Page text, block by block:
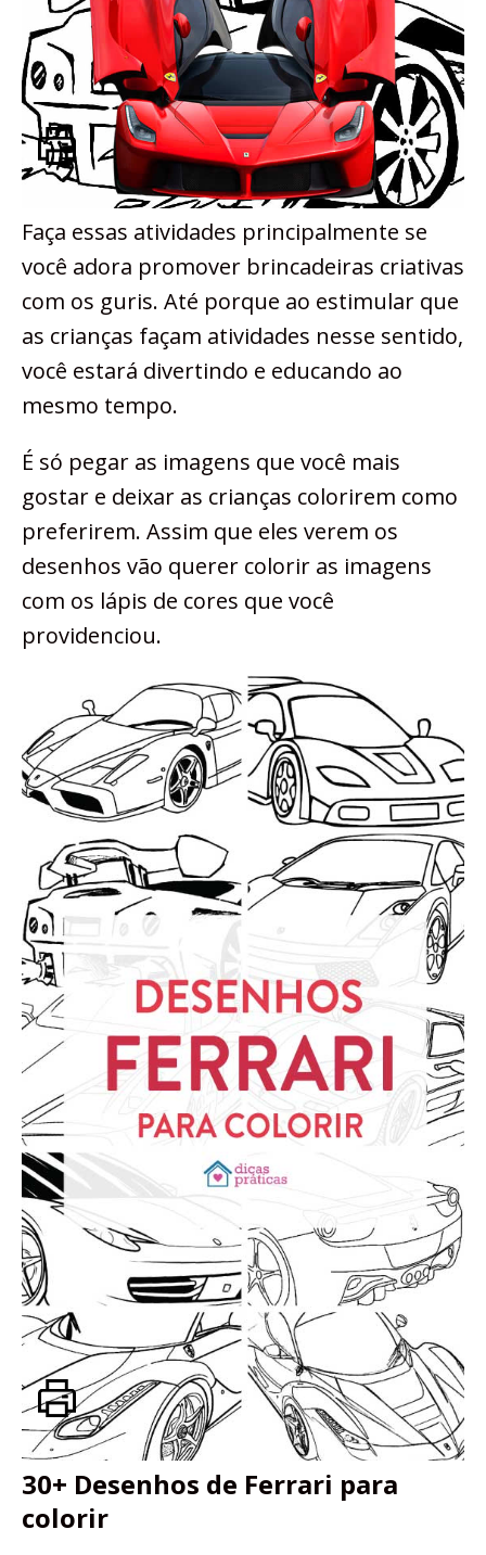
Faça essas atividades principalmente se
você adora promover brincadeiras criativas
com os guris. Até porque ao estimular que
as crianças façam atividades nesse sentido,
você estará divertindo e educando ao
mesmo tempo.
É só pegar as imagens que você mais
gostar e deixar as crianças colorirem como
preferirem. Assim que eles verem os
desenhos vão querer colorir as imagens
com os lápis de cores que você
providenciou.
30+ Desenhos de Ferrari para
colorir